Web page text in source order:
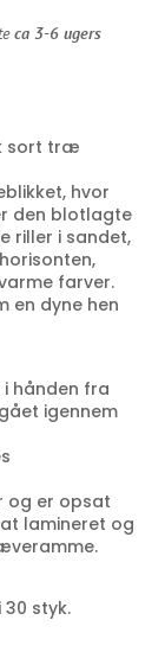
ca 3-6 ugers
sort træ
hvor
den blotlagte
riller i sandet,
farver.
en dyne hen
hånden fra
igennem
og er opsat
lamineret og
styk.